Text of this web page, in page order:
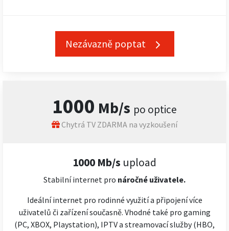
Nezávazně poptat
1000 Mb/s po optice
Chytrá TV ZDARMA na vyzkoušení
1000 Mb/s upload
Stabilní internet pro náročné uživatele.
Ideální internet pro rodinné využití a připojení více
uživatelů či zařízení současně. Vhodné také pro gaming
(PC, XBOX, Playstation), IPTV a streamovací služby (HBO,